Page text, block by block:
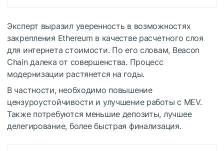
Эксперт выразил уверенность в возможностях
закрепления Ethereum в качестве расчетного слоя
для интернета стоимости. По его словам, Beacon
Chain далека от совершенства. Процесс
модернизации растянется на годы.
В частности, необходимо повышение
цензуроустойчивости и улучшение работы с MEV.
Также потребуются меньшие депозиты, лучшее
делегирование, более быстрая финализация.